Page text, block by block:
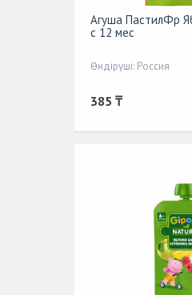
Агуша ПастилФр
с 12 мес
Өндіруші: Россия
385 ₸